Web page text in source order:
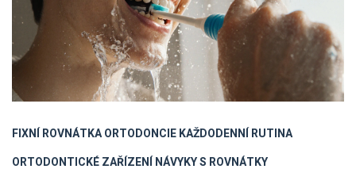
FIXNÍ ROVNÁTKAORTODONCIEKAŽDODENNÍ RUTINA
ORTODONTICKÉ ZAŘÍZENÍNÁVYKY S ROVNÁTKY